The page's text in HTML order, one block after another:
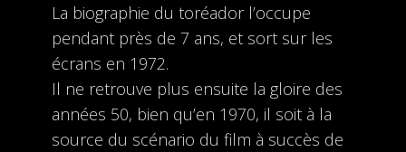
La biographie du toréador l’occupe
pendant près de 7 ans, et sort sur les
écrans en 1972.
Il ne retrouve plus ensuite la gloire des
années 50, bien qu’en 1970, il soit à la
source du scénario du film à succès de